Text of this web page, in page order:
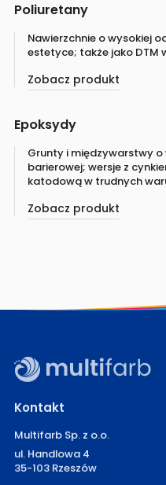
Poliuretany
Nawierzchnie o wysokiej
estetyce; także jako DTM
Zobacz produkt
Epoksydy
Grunty i międzywarstwy
barierowej; wersje z
katodową w trudnych
Zobacz produkt
Kontakt
Multifarb Sp. z o.o.
ul. Handlowa 4
35-103 Rzeszów